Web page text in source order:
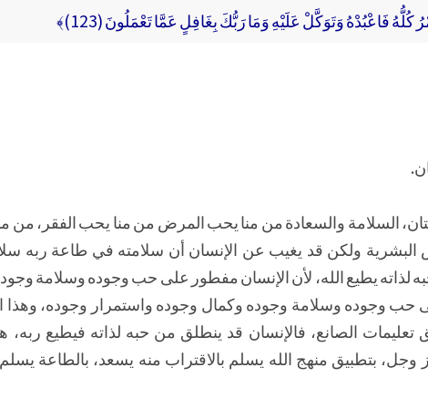
كُلُّهُ فَاعْبُدْهُ وَتَوَكَّلْ عَلَيْهِ وَمَا رَبُّكَ بِغَافِلٍ عَمَّا تَعْمَلُونَ (123)﴾
السلامة والسعادة من منا يحب المرض من منا يحب الفقر، من
ولكن قد يغيب عن الإنسان أن سلامته في طاعة ربه
لذاته يطيع الله، لأن الإنسان مفطور على حب وجوده وسلامة
وجوده وسلامة وجوده وكمال وجوده واستمرار وجوده، وهذا
تعليمات الصانع، فالإنسان قد ينطلق من حبه لذاته فيطيع ربه،
وجل، بتطبيق منهج الله يسلم بالاقتراب منه يسعد، بالطاعة